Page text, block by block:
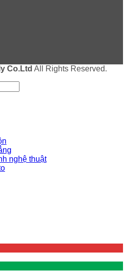
Co.Ltd All Rights Reserved.
nghệ thuật